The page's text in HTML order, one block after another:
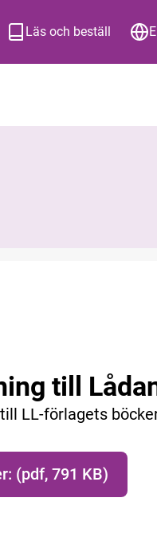
Läs och beställ
till
LL-förlagets
(pdf, 791 KB)